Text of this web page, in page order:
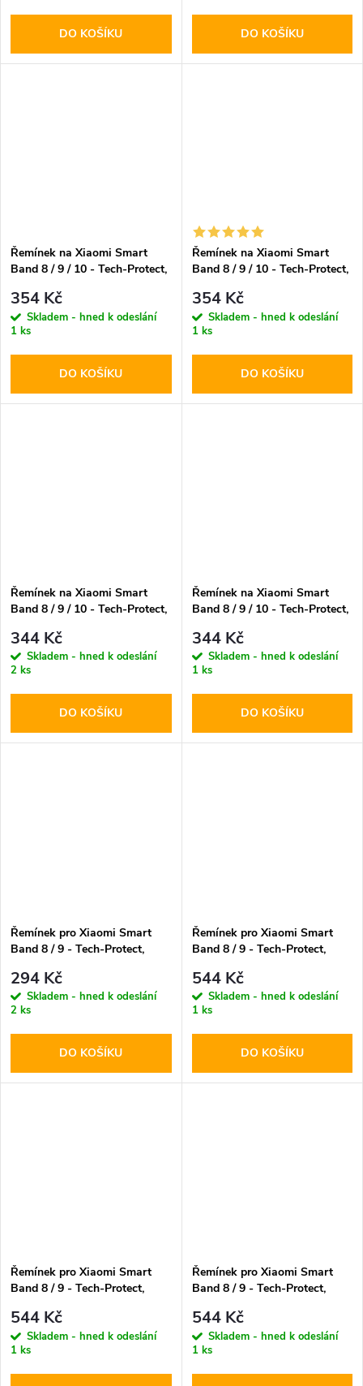
DO KOŠÍKU DO KOŠÍKU
Řemínek na Xiaomi Smart
Band 8 / 9 / 10 - Tech-Protect,
354 Kč
Skladem - hned k odeslání
1 ks
DO KOŠÍKU
Řemínek na Xiaomi Smart
Band 8 / 9 / 10 - Tech-Protect,
354 Kč
Skladem - hned k odeslání
1 ks
DO KOŠÍKU
Řemínek na Xiaomi Smart
Band 8 / 9 / 10 - Tech-Protect,
344 Kč
Skladem - hned k odeslání
2 ks
DO KOŠÍKU
Řemínek na Xiaomi Smart
Band 8 / 9 / 10 - Tech-Protect,
344 Kč
Skladem - hned k odeslání
1 ks
DO KOŠÍKU
Řemínek pro Xiaomi Smart
Band 8 / 9 - Tech-Protect,
294 Kč
Skladem - hned k odeslání
2 ks
DO KOŠÍKU
Řemínek pro Xiaomi Smart
Band 8 / 9 - Tech-Protect,
544 Kč
Skladem - hned k odeslání
1 ks
DO KOŠÍKU
Řemínek pro Xiaomi Smart
Band 8 / 9 - Tech-Protect,
544 Kč
Skladem - hned k odeslání
1 ks
Řemínek pro Xiaomi Smart
Band 8 / 9 - Tech-Protect,
544 Kč
Skladem - hned k odeslání
1 ks